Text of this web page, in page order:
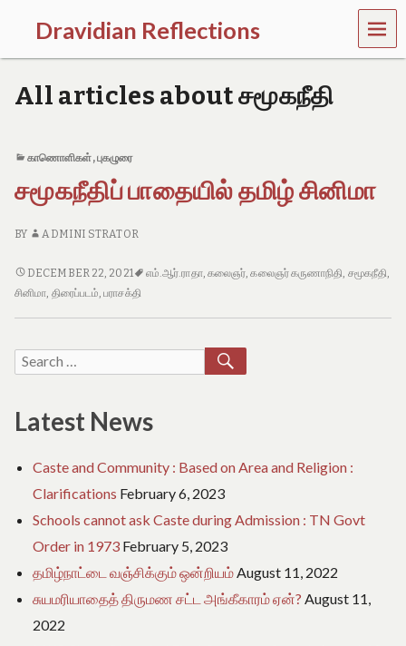
Dravidian Reflections
P
a
s
P
e
s
n
a
n
F
t
u
o
T
m
N
a
d
u
MEN
U
All articles about சமூகநீதி
காணொளிகள்,புகழுரை
சமூகநீதிப் பாதையில் தமிழ் சினிமா
BY ADMINI STRATOR
சமூகநீதிப்
பாதையில்
DECEMBER 22, 2021 எம்.ஆர்.ராதா, கலைஞர்,கலைஞர் கருணாநிதி, சமூகநீதி,
சினிமா, திரைப்படம்,பராசக்தி
Search
Latest News
Caste and Community : Based on Area and Religion :
Clarifications February 6, 2023
Schools cannot ask Caste during Admission : TN Govt
Order in 1973 February 5, 2023
தமிழ்நாட்டை வஞ்சிக்கும் ஒன்றியம்August 11, 2022
சுயமரியாதைத் திருமண சட்ட அங்கீகாரம் ஏன்? August 11,
2022